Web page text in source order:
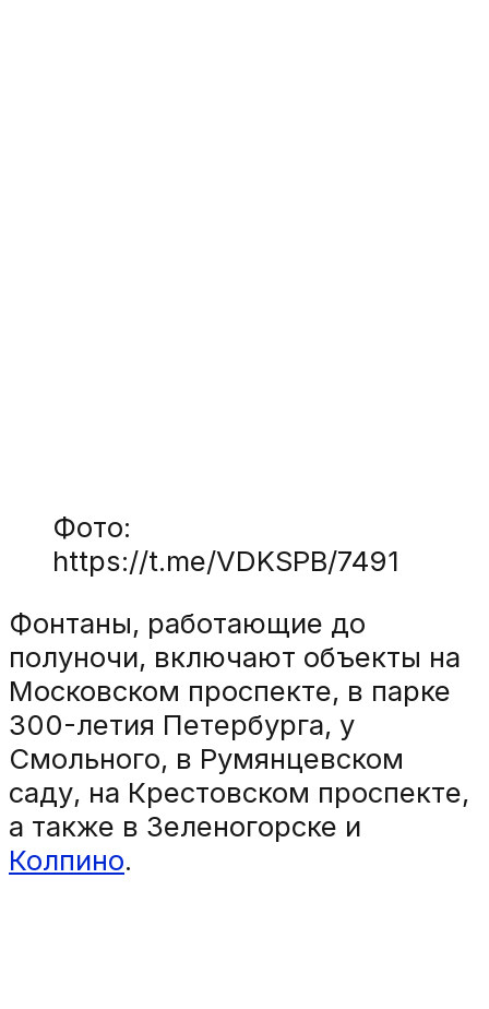
Фото:
https://t.me/VDKSPB/7491
Фонтаны, работающие до
полуночи, включают объекты на
Московском проспекте, в парке
300-летия Петербурга, у
Смольного, в Румянцевском
саду, на Крестовском проспекте,
а также в Зеленогорске и
Колпино.